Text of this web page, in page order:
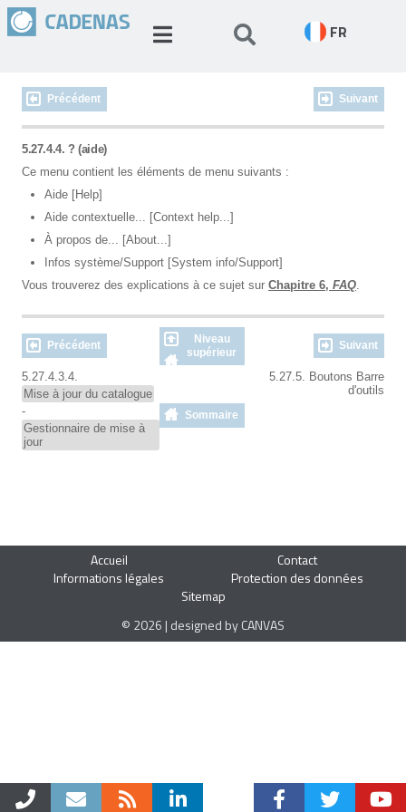
FR
Précédent Suivant
5.27.4.4. ? (aide)
Ce menu contient les éléments de menu suivants :
Aide [Help]
Aide contextuelle... [Context help...]
À propos de... [About...]
Infos système/Support [System info/Support]
Vous trouverez des explications à ce sujet sur Chapitre 6, FAQ.
Précédent
Niveau
supérieur
Suivant
5.27.4.3.4.
Mise à jour du catalogue
-
Gestionnaire de mise à
jour
Sommaire
5.27.5. Boutons Barre
d'outils
Accueil
Contact
Informations légales
Protection des données
Sitemap
© 2026 | designed by CANVAS